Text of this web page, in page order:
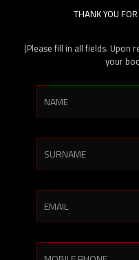
THANK YOU
(Please fill in all fields.
your